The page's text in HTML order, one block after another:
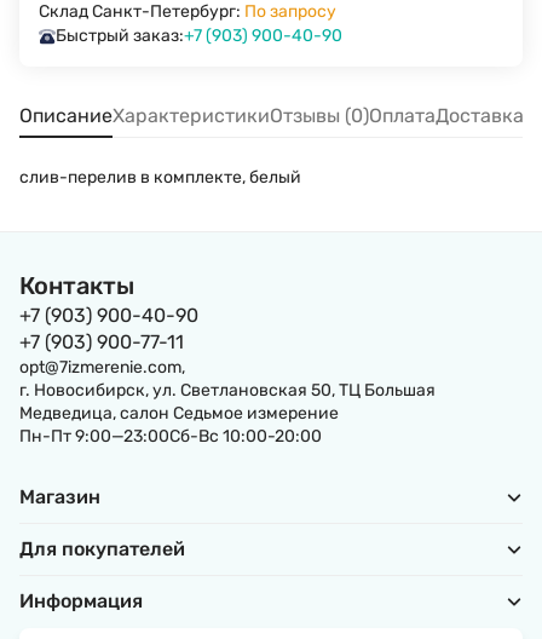
Склад Санкт-Петербург: По запросу
Быстрый заказ:+7 (903) 900-40-90
ОписаниеХарактеристикиОтзывы (0)ОплатаДоставка
слив-перелив в комплекте, белый
Контакты
+7 (903) 900-40-90
+7 (903) 900-77-11
opt@7izmerenie.com,
г. Новосибирск, ул. Светлановская 50, ТЦ Большая
Медведица, салон Седьмое измерение
Пн-Пт 9:00—23:00Сб-Вс 10:00-20:00
Магазин
Для покупателей
Информация